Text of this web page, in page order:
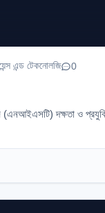
এন্ড টেকনোলজি 0
(এনআইএসটি) দক্ষতা ও